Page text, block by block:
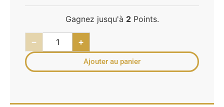
Gagnez jusqu'à 2Points.
− +
Ajouter au panier